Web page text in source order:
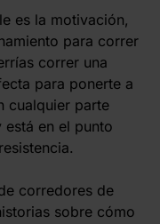
es la motivación,
para correr
correr una
para ponerte a
cualquier parte
está en el punto
corredores de
sobre cómo